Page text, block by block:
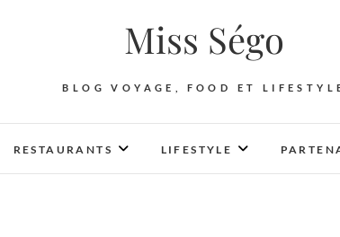
Miss Ségo
BLOG VOYAGE, FOOD ET
RESTAURANTS LIFESTYLE